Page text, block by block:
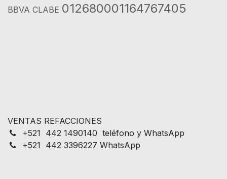
BBVA CLABE 012680001164767405
VENTAS REFACCIONES
+521 442 1490140 teléfono y WhatsApp
+521 442 3396227 WhatsApp